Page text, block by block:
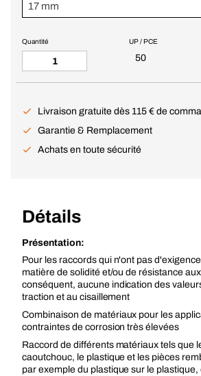
17 mm
UP / PCE
50
Quantité
Livraison gratuite dès 115 € de
Garantie & Remplacement
Achats en toute sécurité
Détails
Présentation:
Pour les raccords qui n'ont pas
matière de solidité et/ou de résistance
conséquent, aucune indication des
traction et au cisaillement
Combinaison de matériaux pour les
contraintes de corrosion très élevées
Raccord de différents matériaux tels que
caoutchouc, le plastique et les pièces
par exemple du plastique sur le plastique,